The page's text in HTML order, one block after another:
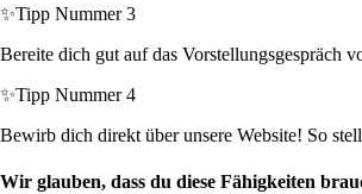
✨Tipp Nummer 3
Bereite dich gut auf das Vorstellungsgespräch
✨Tipp Nummer 4
Bewirb dich direkt über unsere Website! So
Wir glauben, dass du diese Fähigkeiten